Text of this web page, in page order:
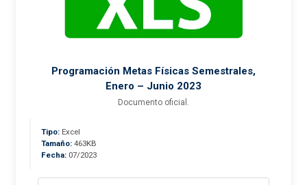
Programación Metas Físicas Semestrales,
Enero – Junio 2023
Documento oficial.
Tipo: Excel
Tamaño: 463KB
Fecha: 07/2023